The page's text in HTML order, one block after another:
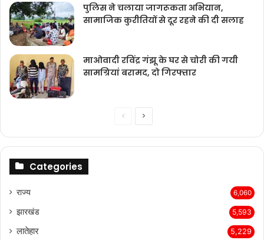
पुलिस ने चलाया जागरूकता अभियान,
सामाजिक कुरीतियों से दूर रहने की दी सलाह
माओवादी रविंद्र गंझू के घर से चोरी की गयी
सामग्रियां बरामद, दो गिरफ्तार
PreviousNext
Categories
राज्‍य 6,060
झारखंड 5,593
लातेहार 5,229